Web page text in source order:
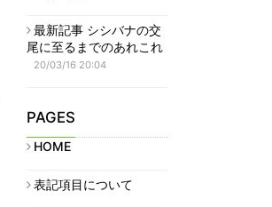
最新記事 シシバナの交
尾に至るまでのあれこれ
20/03/16 20:04
PAGES
HOME
表記項目について